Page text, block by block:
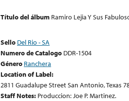
Título del álbum Ramiro Lejia Y Sus
Sello Del Rio - SA
Numero de Catalogo DDR-1504
Género Ranchera
Location of Label:
2811 Guadalupe Street San Antonio, Texas
Staff Notes: Produccion: Joe P. Martinez.